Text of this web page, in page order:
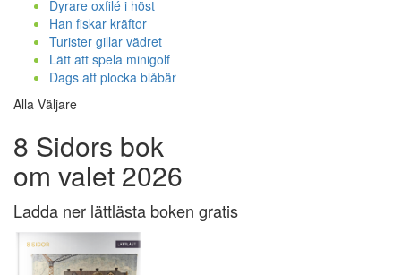
Dyrare oxfilé i höst
Han fiskar kräftor
Turister gillar vädret
Lätt att spela minigolf
Dags att plocka blåbär
Alla Väljare
8 Sidors bok
om valet 2026
Ladda ner lättlästa boken gratis